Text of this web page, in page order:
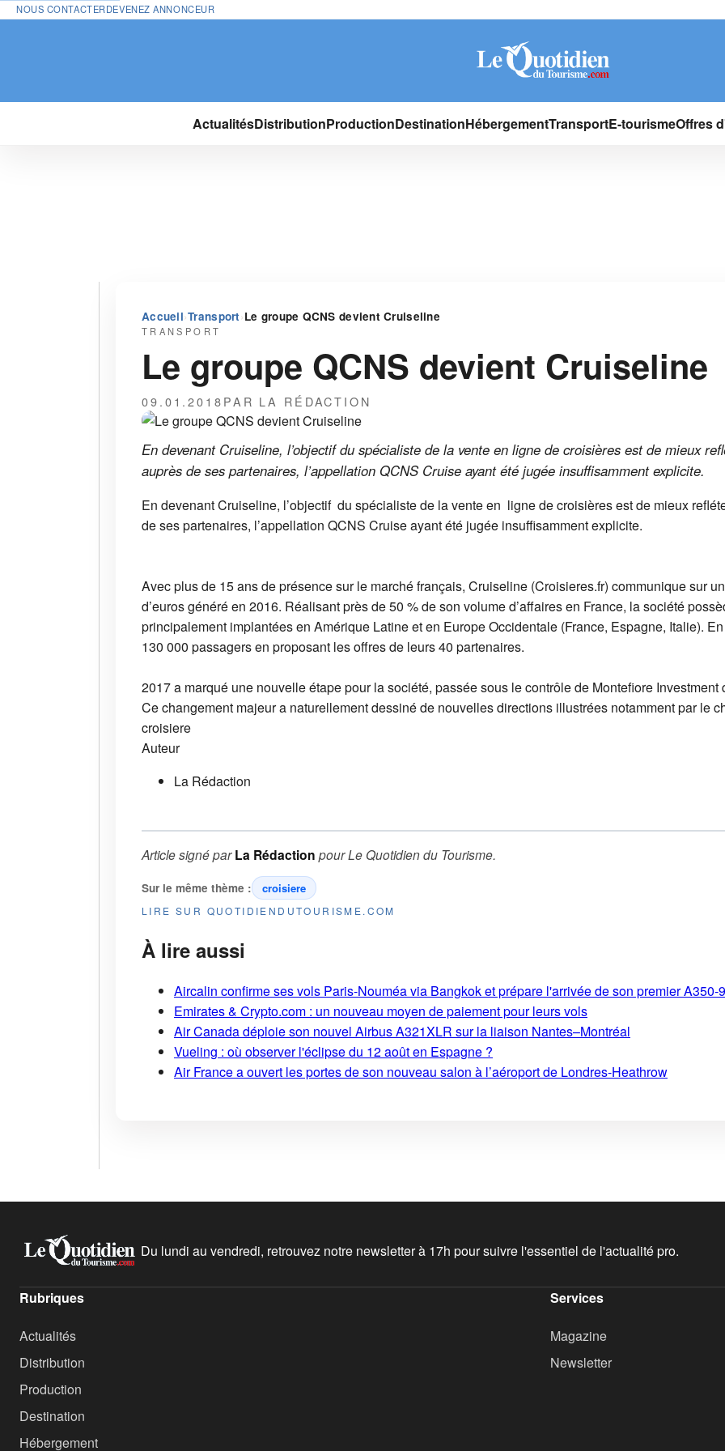
NOUS CONTACTERDEVENEZ ANNONCEUR
ActualitésDistributionProductionDestinationHébergementTransportE-tourismeOffres
Accueil›Transport ›Le groupe QCNS devient Cruiseline
TRANSPORT
Le groupe QCNS devient Cruiseline
09.01.2018PAR LA RÉDACTION
En devenant Cruiseline, l’objectif du spécialiste de la vente en ligne de croisières est de mieux
auprès de ses partenaires, l’appellation QCNS Cruise ayant été jugée insuffisamment explicite.
En devenant Cruiseline, l’objectif du spécialiste de la vente en ligne de croisières est de mieux
de ses partenaires, l’appellation QCNS Cruise ayant été jugée insuffisamment explicite.
Avec plus de 15 ans de présence sur le marché français, Cruiseline (Croisieres.fr) communique sur
d’euros généré en 2016. Réalisant près de 50 % de son volume d’affaires en France, la société
principalement implantées en Amérique Latine et en Europe Occidentale (France, Espagne, Italie).
130 000 passagers en proposant les offres de leurs 40 partenaires.
2017 a marqué une nouvelle étape pour la société, passée sous le contrôle de Montefiore Investment
Ce changement majeur a naturellement dessiné de nouvelles directions illustrées notamment par le
croisiere
Auteur
La Rédaction
Article signé parLa Rédaction pourLe Quotidien du Tourisme.
Sur le même thème : croisiere
LIRE SUR QUOTIDIENDUTOURISME.COM
À lire aussi
Aircalin confirme ses vols Paris-Nouméa via Bangkok et prépare l'arrivée de son premier A350-
Emirates & Crypto.com : un nouveau moyen de paiement pour leurs vols
Air Canada déploie son nouvel Airbus A321XLR sur la liaison Nantes–Montréal
Vueling : où observer l'éclipse du 12 août en Espagne ?
Air France a ouvert les portes de son nouveau salon à l’aéroport de Londres-Heathrow
Du lundi au vendredi, retrouvez notre newsletter à 17h pour suivre l'essentiel de l'actualité pro.
Rubriques
Actualités
Distribution
Production
Destination
Hébergement
Services
Magazine
Newsletter